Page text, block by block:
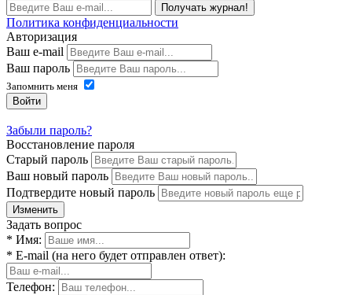
Получать журнал!
Политика конфиденциальности
Авторизация
Ваш e-mail
Ваш пароль
Запомнить меня
Войти
Забыли пароль?
Восстановление пароля
Старый пароль
Ваш новый пароль
Подтвердите новый пароль
Изменить
Задать вопрос
* Имя:
* E-mail (на него будет отправлен ответ):
Телефон: